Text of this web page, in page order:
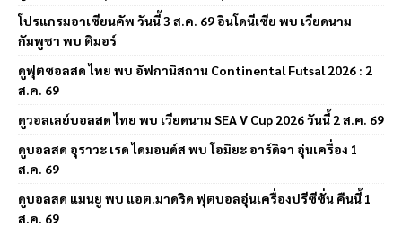
โปรแกรมอาเซียนคัพ วันนี้ 3 ส.ค. 69 อินโดนีเซีย พบ เวียดนาม
กัมพูชา พบ ติมอร์
ดูฟุตซอลสด ไทย พบ อัฟกานิสถาน Continental Futsal 2026 : 2
ส.ค. 69
ดูวอลเลย์บอลสด ไทย พบ เวียดนาม SEA V Cup 2026 วันนี้ 2 ส.ค. 69
ดูบอลสด อุราวะ เรด ไดมอนด์ส พบ โอมิยะ อาร์ดิจา อุ่นเครื่อง 1
ส.ค. 69
ดูบอลสด แมนยู พบ แอต.มาดริด ฟุตบอลอุ่นเครื่องปรีซีซั่น คืนนี้ 1
ส.ค. 69